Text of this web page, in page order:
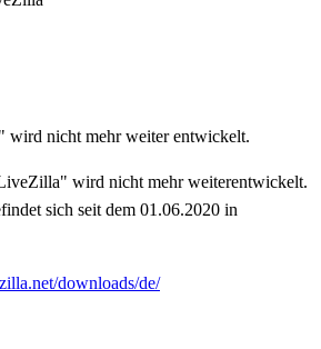
nicht mehr weiter entwickelt.
wird nicht mehr weiterentwickelt.
sich seit dem 01.06.2020 in
downloads/de/